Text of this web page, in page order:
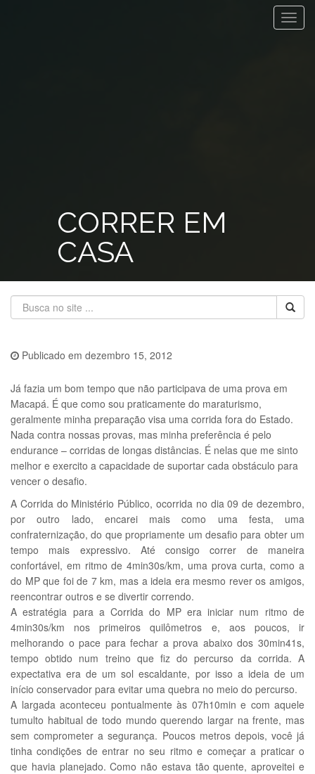
CORRER EM
CASA
Publicado em dezembro 15, 2012
Já fazia um bom tempo que não participava de uma prova em
Macapá. É que como sou praticamente do maraturismo,
geralmente minha preparação visa uma corrida fora do Estado.
Nada contra nossas provas, mas minha preferência é pelo
endurance – corridas de longas distâncias. É nelas que me sinto
melhor e exercito a capacidade de suportar cada obstáculo para
vencer o desafio.
A Corrida do Ministério Público, ocorrida no dia 09 de dezembro,
por outro lado, encarei mais como uma festa, uma
confraternização, do que propriamente um desafio para obter um
tempo mais expressivo. Até consigo correr de maneira
confortável, em ritmo de 4min30s/km, uma prova curta, como a
do MP que foi de 7 km, mas a ideia era mesmo rever os amigos,
reencontrar outros e se divertir correndo.
A estratégia para a Corrida do MP era iniciar num ritmo de
4min30s/km nos primeiros quilômetros e, aos poucos, ir
melhorando o pace para fechar a prova abaixo dos 30min41s,
tempo obtido num treino que fiz do percurso da corrida. A
expectativa era de um sol escaldante, por isso a ideia de um
início conservador para evitar uma quebra no meio do percurso.
A largada aconteceu pontualmente às 07h10min e com aquele
tumulto habitual de todo mundo querendo largar na frente, mas
sem comprometer a segurança. Poucos metros depois, você já
tinha condições de entrar no seu ritmo e começar a praticar o
que havia planejado. Como não estava tão quente, aproveitei e